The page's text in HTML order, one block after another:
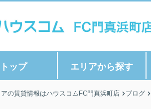
トップ エリアから探す
の賃貸情報はハウスコムFC門真浜町店 ブログ